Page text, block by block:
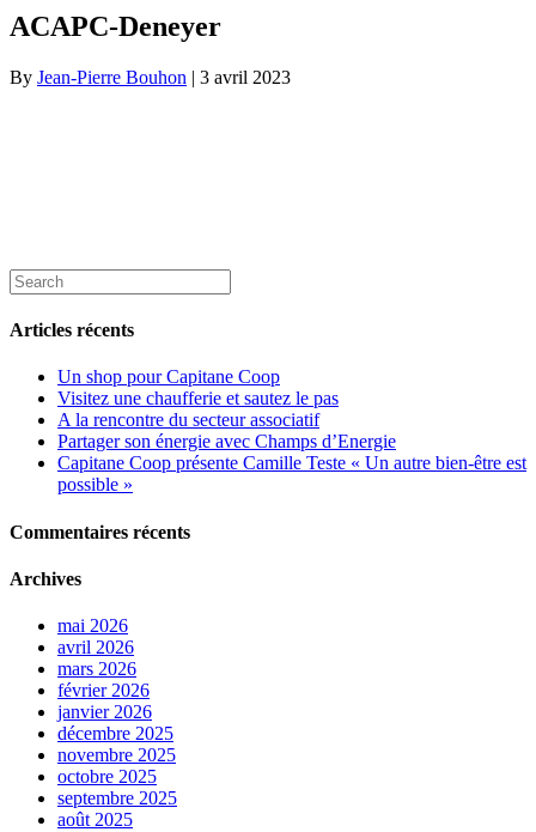
ACAPC-Deneyer
By Jean-Pierre Bouhon | 3 avril 2023
Articles récents
Un shop pour Capitane Coop
Visitez une chaufferie et sautez le pas
A la rencontre du secteur associatif
Partager son énergie avec Champs d’Energie
Capitane Coop présente Camille Teste « Un autre bien-être est
possible »
Commentaires récents
Archives
mai 2026
avril 2026
mars 2026
février 2026
janvier 2026
décembre 2025
novembre 2025
octobre 2025
septembre 2025
août 2025